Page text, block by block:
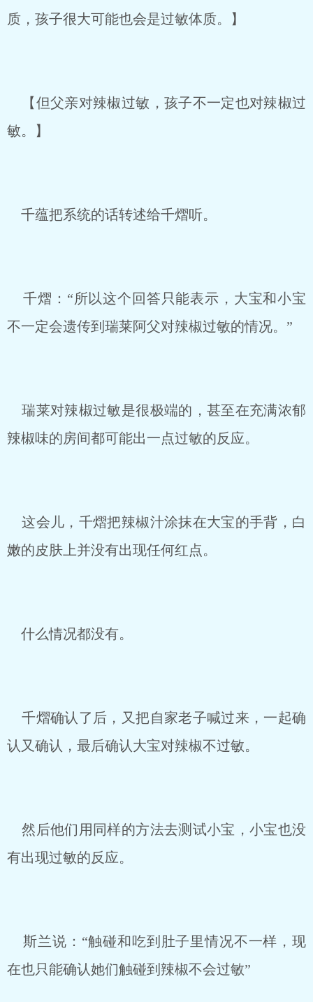
质，孩子很大可能也会是过敏体质。】
【但父亲对辣椒过敏，孩子不一定也对辣椒过
敏。】
千蕴把系统的话转述给千熠听。
千熠：“所以这个回答只能表示，大宝和小宝
不一定会遗传到瑞莱阿父对辣椒过敏的情况。”
瑞莱对辣椒过敏是很极端的，甚至在充满浓郁
辣椒味的房间都可能出一点过敏的反应。
这会儿，千熠把辣椒汁涂抹在大宝的手背，白
嫩的皮肤上并没有出现任何红点。
什么情况都没有。
千熠确认了后，又把自家老子喊过来，一起确
认又确认，最后确认大宝对辣椒不过敏。
然后他们用同样的方法去测试小宝，小宝也没
有出现过敏的反应。
斯兰说：“触碰和吃到肚子里情况不一样，现
在也只能确认她们触碰到辣椒不会过敏”